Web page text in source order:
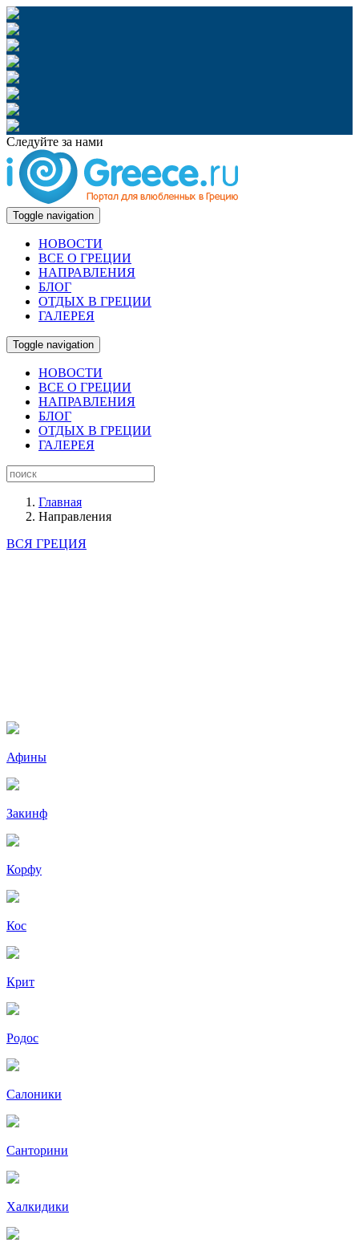
Следуйте за нами
Toggle navigation
НОВОСТИ
ВСЕ О ГРЕЦИИ
НАПРАВЛЕНИЯ
БЛОГ
ОТДЫХ В ГРЕЦИИ
ГАЛЕРЕЯ
Toggle navigation
НОВОСТИ
ВСЕ О ГРЕЦИИ
НАПРАВЛЕНИЯ
БЛОГ
ОТДЫХ В ГРЕЦИИ
ГАЛЕРЕЯ
Главная
Направления
ВСЯ ГРЕЦИЯ
Афины
Закинф
Корфу
Кос
Крит
Родос
Салоники
Санторини
Халкидики